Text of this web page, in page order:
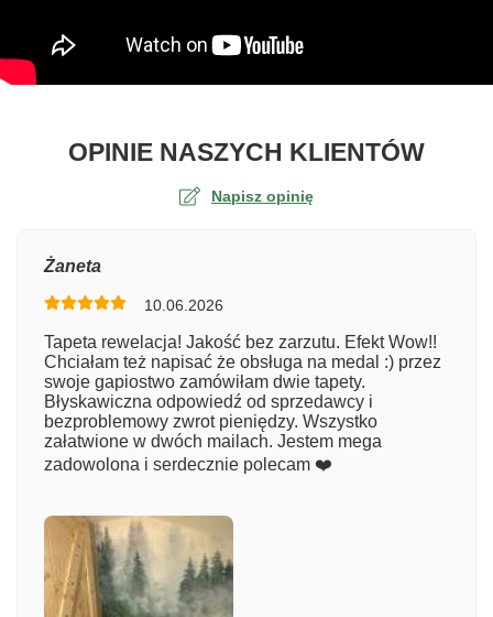
OPINIE NASZYCH KLIENTÓWO
Napisz opinię
Numer zamówienia
Imię
Żaneta
10.06.2026
Tapeta rewelacja! Jakość bez zarzutu. Efekt Wow!!
Chciałam też napisać że obsługa na medal :) przez
swoje gapiostwo zamówiłam dwie tapety.
Błyskawiczna odpowiedź od sprzedawcy i
bezproblemowy zwrot pieniędzy. Wszystko
załatwione w dwóch mailach. Jestem mega
zadowolona i serdecznie polecam ❤️